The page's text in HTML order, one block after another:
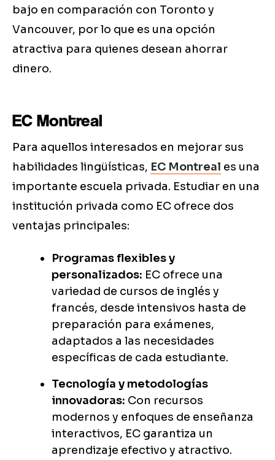
bajo en comparación con Toronto y
Vancouver, por lo que es una opción
atractiva para quienes desean ahorrar
dinero.
EC Montreal
Para aquellos interesados en mejorar sus
habilidades lingüísticas, EC Montreal es una
importante escuela privada. Estudiar en una
institución privada como EC ofrece dos
ventajas principales:
Programas flexibles y
personalizados: EC ofrece una
variedad de cursos de inglés y
francés, desde intensivos hasta de
preparación para exámenes,
adaptados a las necesidades
específicas de cada estudiante.
Tecnología y metodologías
innovadoras: Con recursos
modernos y enfoques de enseñanza
interactivos, EC garantiza un
aprendizaje efectivo y atractivo.